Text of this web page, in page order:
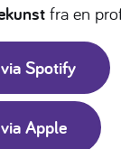
fra en
Spotify
Apple